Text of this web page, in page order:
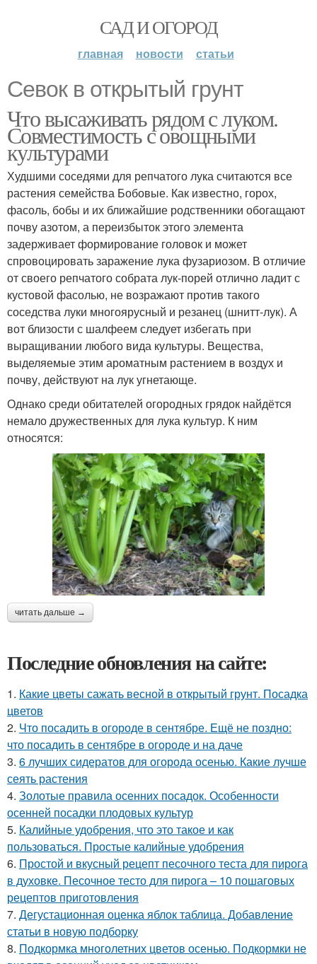
САД И ОГОРОД
главная новости статьи
Севок в открытый грунт
Что высаживать рядом с луком.
Совместимость с овощными
культурами
Худшими соседями для репчатого лука считаются все
растения семейства Бобовые. Как известно, горох,
фасоль, бобы и их ближайшие родственники обогащают
почву азотом, а переизбыток этого элемента
задерживает формирование головок и может
спровоцировать заражение лука фузариозом. В отличие
от своего репчатого собрата лук-порей отлично ладит с
кустовой фасолью, не возражают против такого
соседства луки многоярусный и резанец (шнитт-лук). А
вот близости с шалфеем следует избегать при
выращивании любого вида культуры. Вещества,
выделяемые этим ароматным растением в воздух и
почву, действуют на лук угнетающе.
Однако среди обитателей огородных грядок найдётся
немало дружественных для лука культур. К ним
относятся:
читать дальше →
Последние обновления на сайте:
1. Какие цветы сажать весной в открытый грунт. Посадка
цветов
2. Что посадить в огороде в сентябре. Ещё не поздно:
что посадить в сентябре в огороде и на даче
3. 6 лучших сидератов для огорода осенью. Какие лучше
сеять растения
4. Золотые правила осенних посадок. Особенности
осенней посадки плодовых культур
5. Калийные удобрения, что это такое и как
пользоваться. Простые калийные удобрения
6. Простой и вкусный рецепт песочного теста для пирога
в духовке. Песочное тесто для пирога – 10 пошаговых
рецептов приготовления
7. Дегустационная оценка яблок таблица. Добавление
статьи в новую подборку
8. Подкормка многолетних цветов осенью. Подкормки не